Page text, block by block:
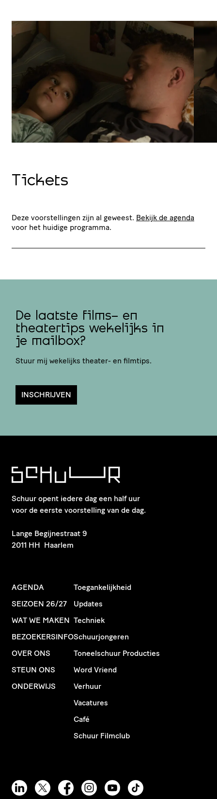
Tickets
Deze voorstellingen zijn al geweest. Bekijk de agenda
voor het huidige programma.
De laatste films- en
theatertips wekelijks in
je mailbox?
Stuur mij wekelijks theater- en filmtips.
INSCHRIJVEN
Schuur opent iedere dag een half uur
voor de eerste voorstelling van de dag.
​Lange Begijnestraat 9
2011 HH Haarlem
AGENDA
SEIZOEN 26/27
WAT WE MAKEN
BEZOEKERSINFO
OVER ONS
STEUN ONS
ONDERWIJS
Toegankelijkheid
Updates
Techniek
Schuurjongeren
Toneelschuur Producties
Word Vriend
Verhuur
Vacatures
Café
Schuur Filmclub